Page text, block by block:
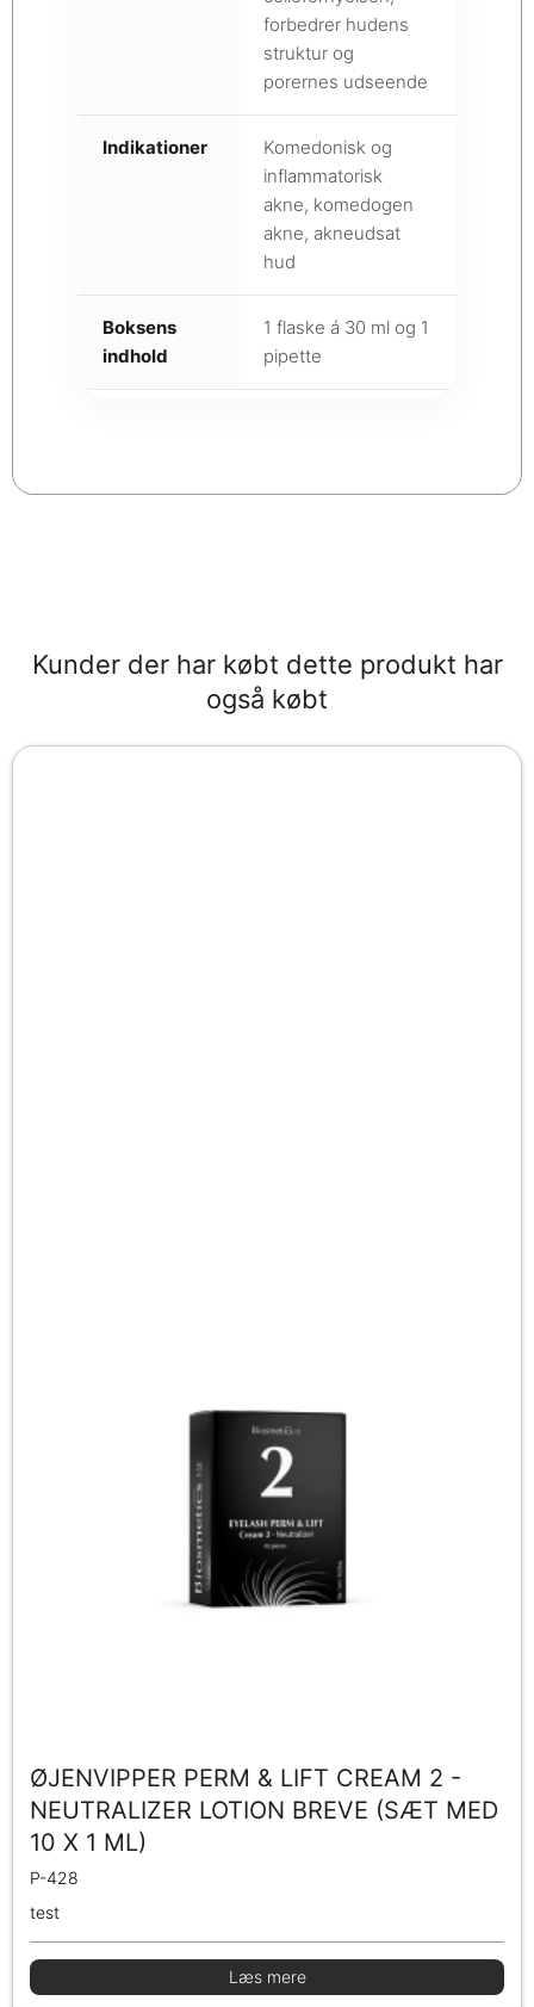
forbedrer hudens
struktur og
porernes udseende
Indikationer
Komedonisk og
inflammatorisk
akne, komedogen
akne, akneudsat
hud
Boksens
indhold
1 flaske á 30 ml og 1
pipette
Kunder der har købt dette produkt har
også købt
ØJENVIPPER PERM & LIFT CREAM 2 -
NEUTRALIZER LOTION BREVE (SÆT MED
10 X 1 ML)
P-428
test
Læs mere